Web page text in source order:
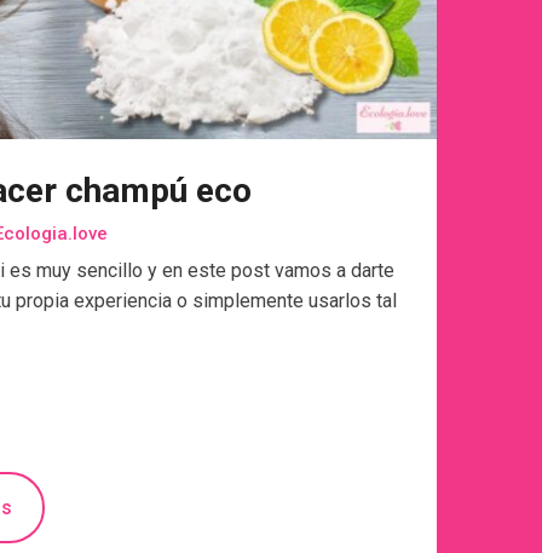
champú eco
muy sencillo y en este post vamos a darte
propia experiencia o simplemente usarlos tal